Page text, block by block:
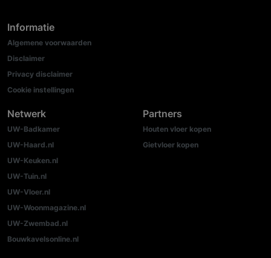
Informatie
Algemene voorwaarden
Disclaimer
Privacy disclaimer
Cookie instellingen
Netwerk
UW-Badkamer
UW-Haard.nl
UW-Keuken.nl
UW-Tuin.nl
UW-Vloer.nl
UW-Woonmagazine.nl
UW-Zwembad.nl
Bouwkavelsonline.nl
Partners
Houten vloer kopen
Gietvloer kopen